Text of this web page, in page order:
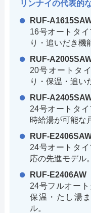
リンナイの代表的
RUF-
16号オートタ
り・追いだき機
RUF-
20号オートタ
り・保温・追い
RUF-
24号オートタ
時給湯が可能な
RUF-
24号オートタ
応の先進モデル。
RUF-E2406AW
24号フルオー
保温・たし湯
ル。